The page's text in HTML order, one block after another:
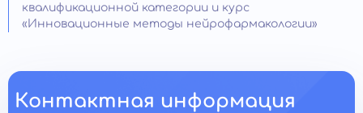
квалификационной категории и курс
«Инновационные методы нейрофармакологии»
Контактная информация